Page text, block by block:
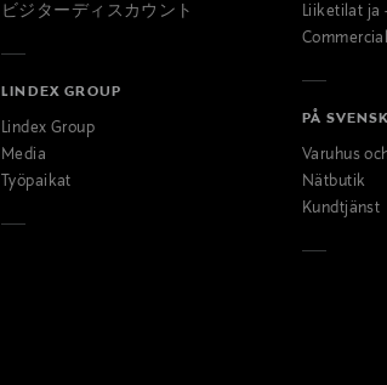
ビジターディスカウント
LINDEX GROUP
Lindex Group
Media
Työpaikat
Liiketilat ja
PÅ
Varuhus
Nätbutik
Kundtjänst